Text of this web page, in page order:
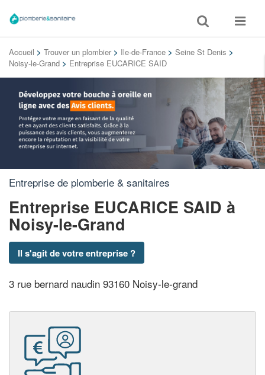
Toggle
search
Toggle
Accueil > Trouver un plombier > Ile-de-France > Seine St Denis >
Noisy-le-Grand > Entreprise EUCARICE SAID
Entreprise de plomberie & sanitaires
Entreprise EUCARICE SAID à
Noisy-le-Grand
Il s'agit de votre entreprise ?
3 rue bernard naudin 93160 Noisy-le-grand